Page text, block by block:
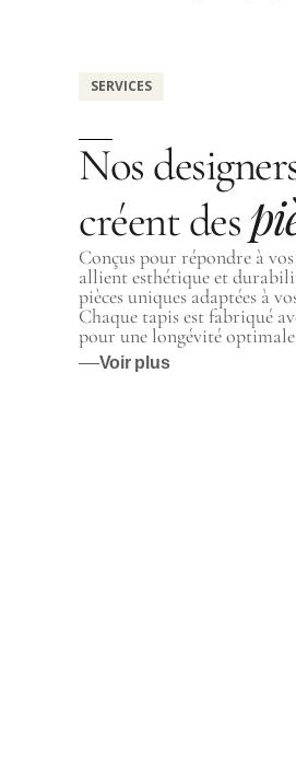
SERVICES
Nos
créent des
Conçus pour répondre à
allient esthétique et
pièces uniques adaptées à
Chaque tapis est fabriqué
pour une longévité
Voir plus